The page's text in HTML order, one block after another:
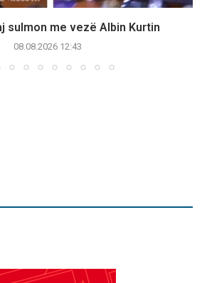
sulmon me vezë Albin Kurtin
08.08.2026 12:43